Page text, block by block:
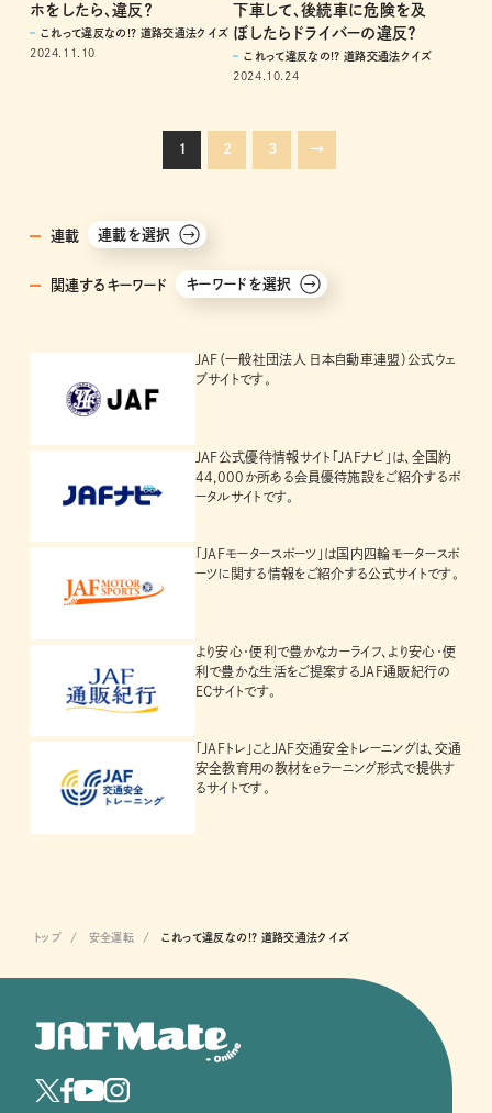
ホをしたら、違反？
これって違反なの!? 道路交通法クイズ
2024.11.10
下車して、後続車に危険を及
ぼしたらドライバーの違反？
これって違反なの!? 道路交通法クイズ
2024.10.24
1 2 3 →
連載 連載を選択
関連するキーワード キーワードを選択
JAF（一般社団法人 日本自動車連盟）公式ウェ
ブサイトです。
JAF公式優待情報サイト「JAFナビ」は、全国約
44,000か所ある会員優待施設をご紹介するポ
ータルサイトです。
「JAFモータースポーツ」は国内四輪モータースポ
ーツに関する情報をご紹介する公式サイトです。
より安心・便利で豊かなカーライフ、より安心・便
利で豊かな生活をご提案するJAF通販紀行の
ECサイトです。
「JAFトレ」ことJAF交通安全トレーニングは、交通
安全教育用の教材をeラーニング形式で提供す
るサイトです。
トップ 安全運転 これって違反なの!? 道路交通法クイズ